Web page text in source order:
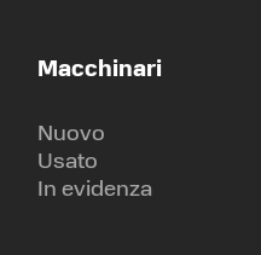
Macchinari
Nuovo
Usato
In evidenza